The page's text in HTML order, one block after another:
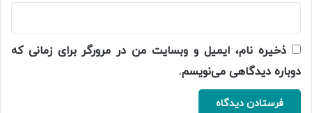
ذخیره نام، ایمیل و وبسایت من در مرورگر برای زمانی که
دوباره دیدگاهی می‌نویسم.